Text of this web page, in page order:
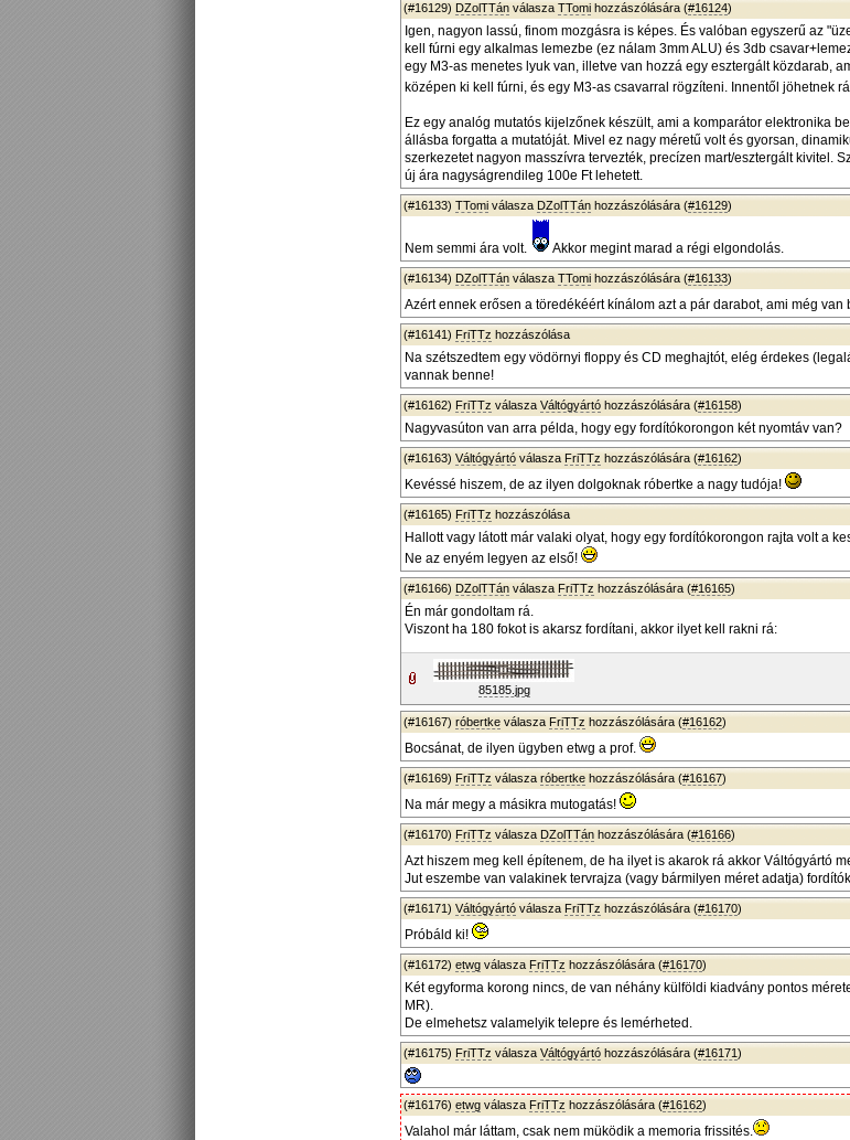
(#16129) DZolTTán válasza TTomi hozzászólására (#16124)
Igen, nagyon lassú, finom mozgásra is képes. És valóban egyszerű az
kell fúrni egy alkalmas lemezbe (ez nálam 3mm ALU) és 3db
egy M3-as menetes lyuk van, illetve van hozzá egy esztergált közdarab,
középen ki kell fúrni, és egy M3-as csavarral rögzíteni. Innentől jöhetnek
Ez egy analóg mutatós kijelzőnek készült, ami a komparátor elektronika
állásba forgatta a mutatóját. Mivel ez nagy méretű volt és gyorsan,
szerkezetet nagyon masszívra tervezték, precízen mart/esztergált kivitel.
új ára nagyságrendileg 100e Ft lehetett.
(#16133) TTomi válasza DZolTTán hozzászólására (#16129)
Nem semmi ára volt. Akkor megint marad a régi elgondolás.
(#16134) DZolTTán válasza TTomi hozzászólására (#16133)
Azért ennek erősen a töredékéért kínálom azt a pár darabot, ami még van
(#16141) FriTTz hozzászólása
Na szétszedtem egy vödörnyi floppy és CD meghajtót, elég érdekes
vannak benne!
(#16162) FriTTz válasza Váltógyártó hozzászólására (#16158)
Nagyvasúton van arra példa, hogy egy fordítókorongon két nyomtáv van?
(#16163) Váltógyártó válasza FriTTz hozzászólására (#16162)
Kevéssé hiszem, de az ilyen dolgoknak róbertke a nagy tudója!
(#16165) FriTTz hozzászólása
Hallott vagy látott már valaki olyat, hogy egy fordítókorongon rajta volt a
Ne az enyém legyen az első!
(#16166) DZolTTán válasza FriTTz hozzászólására (#16165)
Én már gondoltam rá.
Viszont ha 180 fokot is akarsz fordítani, akkor ilyet kell rakni rá:
85185.jpg
(#16167) róbertke válasza FriTTz hozzászólására (#16162)
Bocsánat, de ilyen ügyben etwg a prof.
(#16169) FriTTz válasza róbertke hozzászólására (#16167)
Na már megy a másikra mutogatás!
(#16170) FriTTz válasza DZolTTán hozzászólására (#16166)
Azt hiszem meg kell építenem, de ha ilyet is akarok rá akkor Váltógyártó
Jut eszembe van valakinek tervrajza (vagy bármilyen méret adatja)
(#16171) Váltógyártó válasza FriTTz hozzászólására (#16170)
Próbáld ki!
(#16172) etwg válasza FriTTz hozzászólására (#16170)
Két egyforma korong nincs, de van néhány külföldi kiadvány pontos
MR).
De elmehetsz valamelyik telepre és lemérheted.
(#16175) FriTTz válasza Váltógyártó hozzászólására (#16171)
(#16176) etwg válasza FriTTz hozzászólására (#16162)
Valahol már láttam, csak nem müködik a memoria frissités.